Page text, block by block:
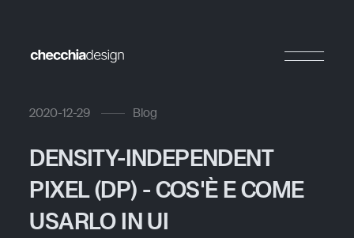
2020-12-29 Blog
DENSITY-INDEPENDENT
PIXEL (DP) - COS'È E COME
USARLO IN UI